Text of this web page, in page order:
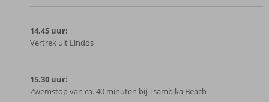
14.45 uur:
Vertrek uit Lindos
15.30 uur:
Zwemstop van ca. 40 minuten bij Tsambika Beach